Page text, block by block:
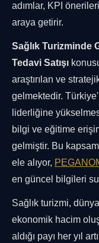
adımlar, KPI
araya getirir.
Sağlık Turizminde
Tedavi Satışı
araştırılan ve
gelmektedir.
liderliğine
bilgi ve eğitime
gelmiştir. Bu
ele alıyor,
en güncel bilgileri
Sağlık turizmi,
ekonomik hacim
aldığı payı her yıl